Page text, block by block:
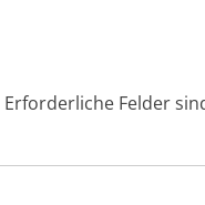
Erforderliche Felder